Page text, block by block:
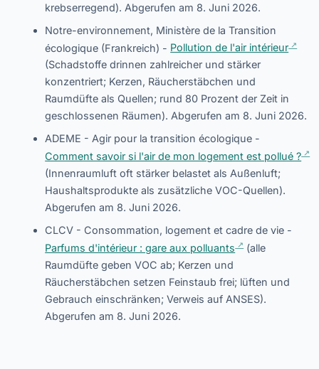
krebserregend). Abgerufen am 8. Juni 2026.
Notre-environnement, Ministère de la Transition
écologique (Frankreich) - Pollution de l'air intérieur
(Schadstoffe drinnen zahlreicher und stärker
konzentriert; Kerzen, Räucherstäbchen und
Raumdüfte als Quellen; rund 80 Prozent der Zeit in
geschlossenen Räumen). Abgerufen am 8. Juni 2026.
ADEME - Agir pour la transition écologique -
Comment savoir si l'air de mon logement est pollué ?
(Innenraumluft oft stärker belastet als Außenluft;
Haushaltsprodukte als zusätzliche VOC-Quellen).
Abgerufen am 8. Juni 2026.
CLCV - Consommation, logement et cadre de vie -
Parfums d'intérieur : gare aux polluants
(alle
Raumdüfte geben VOC ab; Kerzen und
Räucherstäbchen setzen Feinstaub frei; lüften und
Gebrauch einschränken; Verweis auf ANSES).
Abgerufen am 8. Juni 2026.